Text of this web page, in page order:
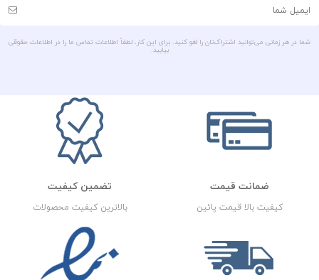
شما در هر زمانی می‌توانید اشتراک‌تان را لغو کنید. برای این کار، لطفاً اطلاعات تماس ما را در اطلاعات حقوقی
بیابید.
ضمانت قیمت
کیفیت بالا قیمت پائین
تضمین کیفیت
بالاترین کیفیت محصولات